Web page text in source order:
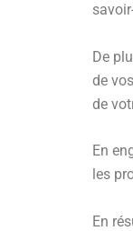
De
de
de
En
les
En